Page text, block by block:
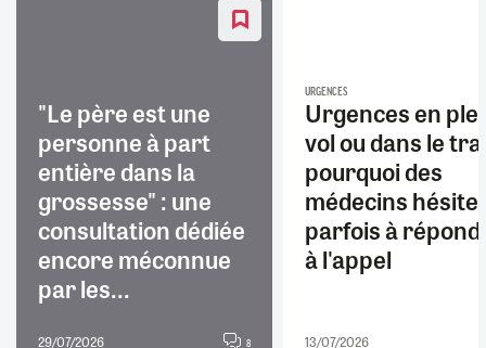
"Le père est une
personne à part
entière dans la
grossesse" : une
consultation dédiée
encore méconnue
par les...
29/07/2026 8
URGENCES
Urgences en
vol ou dans le
pourquoi des
médecins
parfois à
à l'appel
13/07/2026